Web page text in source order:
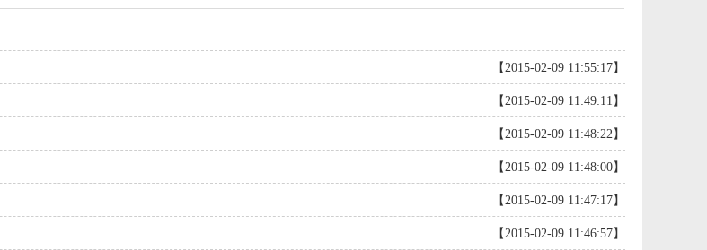
【2015-02-09 11:55:17】
【2015-02-09 11:49:11】
【2015-02-09 11:48:22】
【2015-02-09 11:48:00】
【2015-02-09 11:47:17】
【2015-02-09 11:46:57】